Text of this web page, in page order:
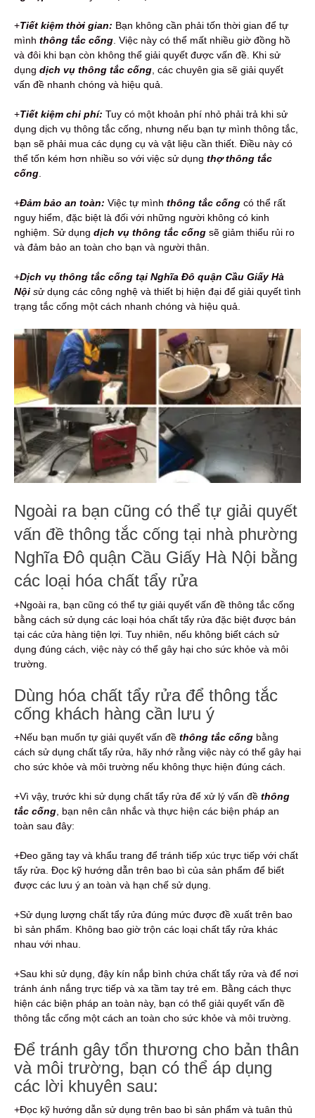
+Tiết kiệm thời gian: Bạn không cần phải tốn thời gian để tự
mình thông tắc cống . Việc này có thể mất nhiều giờ đồng hồ
và đôi khi bạn còn không thể giải quyết được vấn đề. Khi sử
dụng dịch vụ thông tắc cống , các chuyên gia sẽ giải quyết
vấn đề nhanh chóng và hiệu quả.
+Tiết kiệm chi phí: Tuy có một khoản phí nhỏ phải trả khi sử
dụng dịch vụ thông tắc cống, nhưng nếu bạn tự mình thông tắc,
bạn sẽ phải mua các dụng cụ và vật liệu cần thiết. Điều này có
thể tốn kém hơn nhiều so với việc sử dụng thợ thông tắc
cống
+Đảm bảo an toàn: Việc tự mình thông tắc cống có thể rất
nguy hiểm, đặc biệt là đối với những người không có kinh
nghiệm. Sử dụng dịch vụ thông tắc cống sẽ giảm thiểu rủi ro
và đảm bảo an toàn cho bạn và người thân.
+Dịch vụ thông tắc cống tại Nghĩa Đô quận Cầu Giấy Hà
Nội sử dụng các công nghệ và thiết bị hiện đại để giải quyết tình
trạng tắc cống một cách nhanh chóng và hiệu quả.
Ngoài ra bạn cũng có thể tự giải quyết
vấn đề thông tắc cống tại nhà phường
Nghĩa Đô quận Cầu Giấy Hà Nội bằng
các loại hóa chất tẩy rửa
+Ngoài ra, bạn cũng có thể tự giải quyết vấn đề thông tắc cống
bằng cách sử dụng các loại hóa chất tẩy rửa đặc biệt được bán
tại các cửa hàng tiện lợi. Tuy nhiên, nếu không biết cách sử
dụng đúng cách, việc này có thể gây hại cho sức khỏe và môi
trường.
Dùng hóa chất tẩy rửa để thông tắc
cống khách hàng cần lưu ý
+Nếu bạn muốn tự giải quyết vấn đề thông tắc cống bằng
cách sử dụng chất tẩy rửa, hãy nhớ rằng việc này có thể gây hại
cho sức khỏe và môi trường nếu không thực hiện đúng cách.
+Vì vậy, trước khi sử dụng chất tẩy rửa để xử lý vấn đề thông
tắc cống , bạn nên cân nhắc và thực hiện các biện pháp an
toàn sau đây:
+Đeo găng tay và khẩu trang để tránh tiếp xúc trực tiếp với chất
tẩy rửa. Đọc kỹ hướng dẫn trên bao bì của sản phẩm để biết
được các lưu ý an toàn và hạn chế sử dụng.
+Sử dụng lượng chất tẩy rửa đúng mức được đề xuất trên bao
bì sản phẩm. Không bao giờ trộn các loại chất tẩy rửa khác
nhau với nhau.
+Sau khi sử dụng, đậy kín nắp bình chứa chất tẩy rửa và để nơi
tránh ánh nắng trực tiếp và xa tầm tay trẻ em. Bằng cách thực
hiện các biện pháp an toàn này, bạn có thể giải quyết vấn đề
thông tắc cống một cách an toàn cho sức khỏe và môi trường.
Để tránh gây tổn thương cho bản thân
và môi trường, bạn có thể áp dụng
các lời khuyên sau:
+Đọc kỹ hướng dẫn sử dụng trên bao bì sản phẩm và tuân thủ